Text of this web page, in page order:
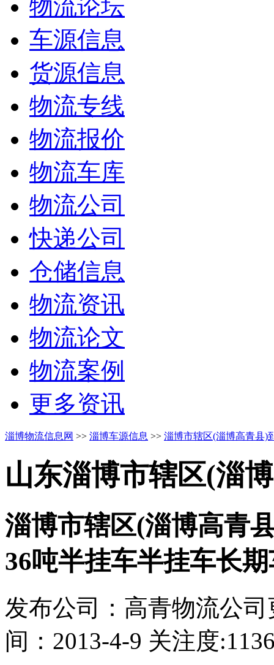
物流论坛
车源信息
货源信息
物流专线
物流报价
物流车库
物流公司
快递公司
仓储信息
物流资讯
物流论文
物流案例
更多资讯
淄博物流信息网 >> 淄博车源信息 >> 淄博市辖区(淄博高青县)
山东淄博市辖区(淄
淄博市辖区(淄博高青
36吨半挂车半挂车长
发布公司：高青物流公司
间：2013-4-9 关注度